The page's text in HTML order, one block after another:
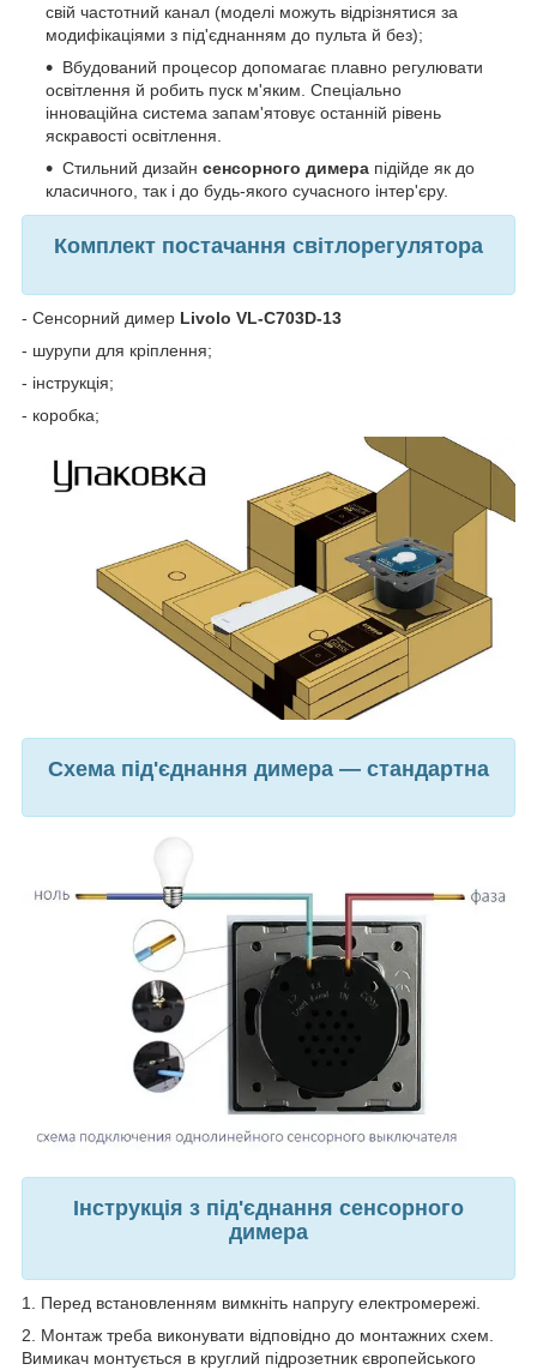
свій частотний канал (моделі можуть відрізнятися за
модифікаціями з під'єднанням до пульта й без);
Вбудований процесор допомагає плавно регулювати
освітлення й робить пуск м'яким. Спеціально
інноваційна система запам'ятовує останній рівень
яскравості освітлення.
Стильний дизайн сенсорного димера підійде як до
класичного, так і до будь-якого сучасного інтер'єру.
Комплект постачання світлорегулятора
- Сенсорний димер Livolo VL-C703D-13
- шурупи для кріплення;
- інструкція;
- коробка;
Схема під'єднання димера — стандартна
Інструкція з під'єднання сенсорного
димера
1. Перед встановленням вимкніть напругу електромережі.
2. Монтаж треба виконувати відповідно до монтажних схем.
Вимикач монтується в круглий підрозетник європейського